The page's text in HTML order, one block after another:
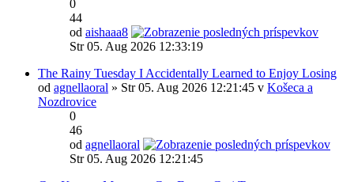
0
44
od aishaaa8
Str 05. Aug 2026 12:33:19
The Rainy Tuesday I Accidentally Learned to Enjoy Losing
od agnellaoral » Str 05. Aug 2026 12:21:45 v Košeca a
Nozdrovice
0
46
od agnellaoral
Str 05. Aug 2026 12:21:45